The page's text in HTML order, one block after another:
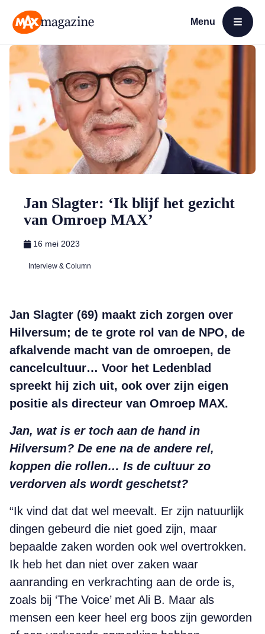
Menu
Open menu
Jan Slagter: ‘Ik blijf het gezicht
van Omroep MAX’
16 mei 2023
Interview & Column
Jan Slagter (69) maakt zich zorgen over
Hilversum; de te grote rol van de NPO, de
afkalvende macht van de omroepen, de
cancelcultuur… Voor het Ledenblad
spreekt hij zich uit, ook over zijn eigen
positie als directeur van Omroep MAX.
Jan, wat is er toch aan de hand in
Hilversum? De ene na de andere rel,
koppen die rollen… Is de cultuur zo
verdorven als wordt geschetst?
“Ik vind dat dat wel meevalt. Er zijn natuurlijk
dingen gebeurd die niet goed zijn, maar
bepaalde zaken worden ook wel overtrokken.
Ik heb het dan niet over zaken waar
aanranding en verkrachting aan de orde is,
zoals bij ‘The Voice’ met Ali B. Maar als
mensen een keer heel erg boos zijn geworden